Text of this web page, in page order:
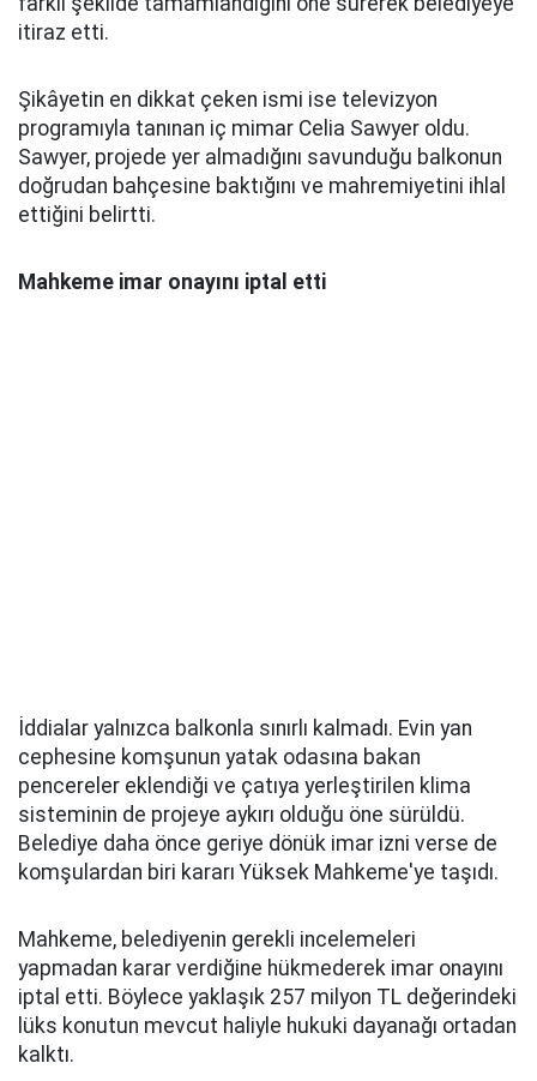
itiraz etti.
Şikâyetin en dikkat çeken ismi ise televizyon
programıyla tanınan iç mimar Celia Sawyer oldu.
Sawyer, projede yer almadığını savunduğu balkonun
doğrudan bahçesine baktığını ve mahremiyetini ihlal
ettiğini belirtti.
Mahkeme imar onayını iptal etti
İddialar yalnızca balkonla sınırlı kalmadı. Evin yan
cephesine komşunun yatak odasına bakan
pencereler eklendiği ve çatıya yerleştirilen klima
sisteminin de projeye aykırı olduğu öne sürüldü.
Belediye daha önce geriye dönük imar izni verse de
komşulardan biri kararı Yüksek Mahkeme'ye taşıdı.
Mahkeme, belediyenin gerekli incelemeleri
yapmadan karar verdiğine hükmederek imar onayını
iptal etti. Böylece yaklaşık 257 milyon TL değerindeki
lüks konutun mevcut haliyle hukuki dayanağı ortadan
kalktı.